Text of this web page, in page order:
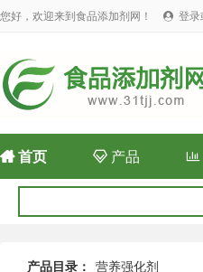
您好，欢迎来到食品添加剂网！  登录
首页 产品 
产品目录： 营养强化剂